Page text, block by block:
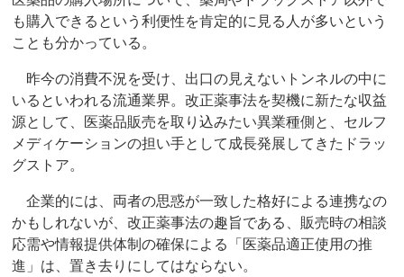
も購入できるという利便性を肯定的に見る人が多いという
ことも分かっている。
昨今の消費不況を受け、出口の見えないトンネルの中に
いるといわれる流通業界。改正薬事法を契機に新たな収益
源として、医薬品販売を取り込みたい異業種側と、セルフ
メディケーションの担い手として成長発展してきたドラッ
グストア。
企業的には、両者の思惑が一致した格好による連携なの
かもしれないが、改正薬事法の趣旨である、販売時の相談
応需や情報提供体制の確保による「医薬品適正使用の推
進」は、置き去りにしてはならない。